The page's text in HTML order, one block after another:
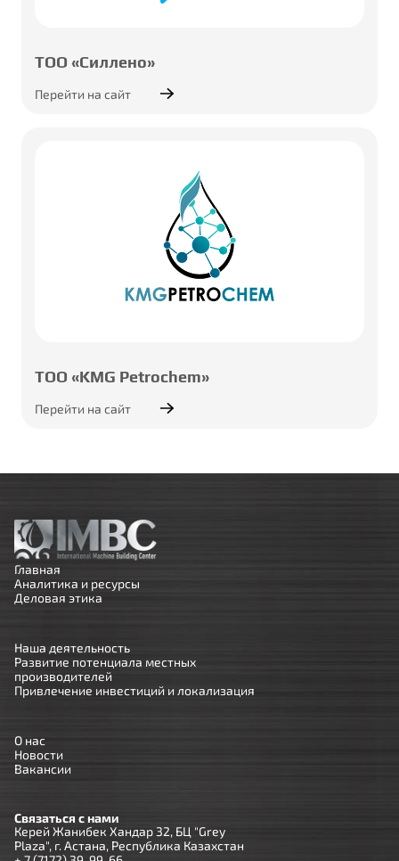
ТОО «Силлено»
Перейти на сайт
ТОО «KMG Petrochem»
Перейти на сайт
Главная
Аналитика и ресурсы
Деловая этика
Наша деятельность
Развитие потенциала местных
производителей
Привлечение инвестиций и локализация
О нас
Новости
Вакансии
Связаться с нами
Керей Жанибек Хандар 32, БЦ "Grey
Plaza", г. Астана, Республика Казахстан